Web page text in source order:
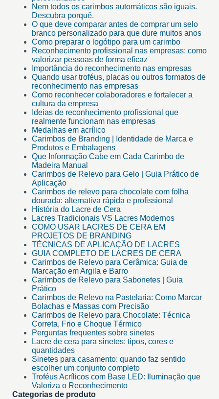
Nem todos os carimbos automáticos são iguais.
Descubra porquê.
O que deve comparar antes de comprar um selo
branco personalizado para que dure muitos anos
Como preparar o logótipo para um carimbo
Reconhecimento profissional nas empresas: como
valorizar pessoas de forma eficaz
Importância do reconhecimento nas empresas
Quando usar troféus, placas ou outros formatos de
reconhecimento nas empresas
Como reconhecer colaboradores e fortalecer a
cultura da empresa
Ideias de reconhecimento profissional que
realmente funcionam nas empresas
Medalhas em acrílico
Carimbos de Branding | Identidade de Marca e
Produtos e Embalagens
Que Informação Cabe em Cada Carimbo de
Madeira Manual
Carimbos de Relevo para Gelo | Guia Prático de
Aplicação
Carimbos de relevo para chocolate com folha
dourada: alternativa rápida e profissional
História do Lacre de Cera
Lacres Tradicionais VS Lacres Modernos
COMO USAR LACRES DE CERA EM
PROJETOS DE BRANDING
TÉCNICAS DE APLICAÇÃO DE LACRES
GUIA COMPLETO DE LACRES DE CERA
Carimbos de Relevo para Cerâmica: Guia de
Marcação em Argila e Barro
Carimbos de Relevo para Sabonetes | Guia
Prático
Carimbos de Relevo na Pastelaria: Como Marcar
Bolachas e Massas com Precisão
Carimbos de Relevo para Chocolate: Técnica
Correta, Frio e Choque Térmico
Perguntas frequentes sobre sinetes
Lacre de cera para sinetes: tipos, cores e
quantidades
Sinetes para casamento: quando faz sentido
escolher um conjunto completo
Troféus Acrílicos com Base LED: Iluminação que
Valoriza o Reconhecimento
Categorias de produto